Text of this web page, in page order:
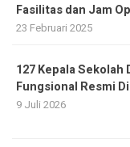
Fasilitas dan Jam
23 Februari 2025
127 Kepala Sekolah
Fungsional Resmi
9 Juli 2026